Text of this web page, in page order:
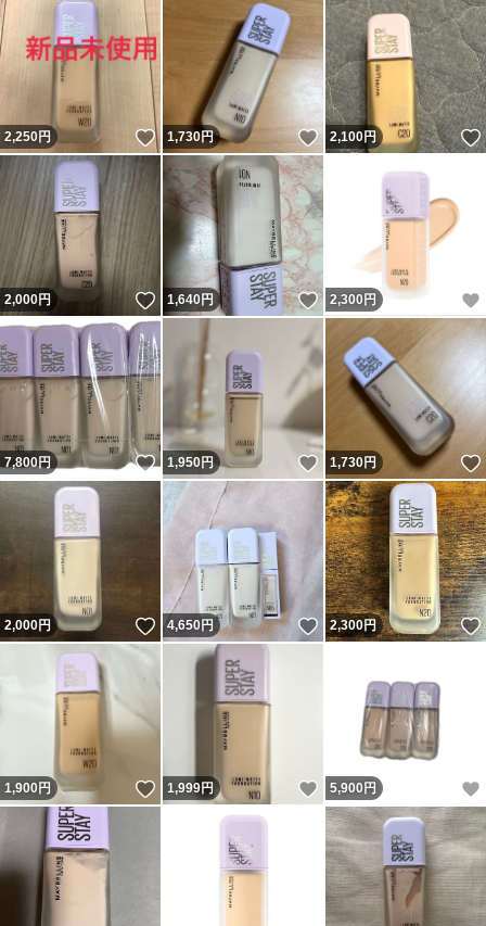
2,250円 いいね！
1,730円 いいね！
2,100円
2,000円 いいね！
1,640円 いいね！
2,300 円
7,800円 いいね！
1,950円 いいね！
1,730円
2,000円 いいね！
4,650円 いいね！
2,300円
1,900円 いいね！
1,999円 いいね！
5,900 円